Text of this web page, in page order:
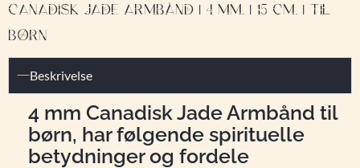
CANADISK JADE ARMBÅND | 4 MM. | 15 CM. | TIL
BØRN
Beskrivelse
4 mm Canadisk Jade Armbånd til
børn, har følgende spirituelle
betydninger og fordele